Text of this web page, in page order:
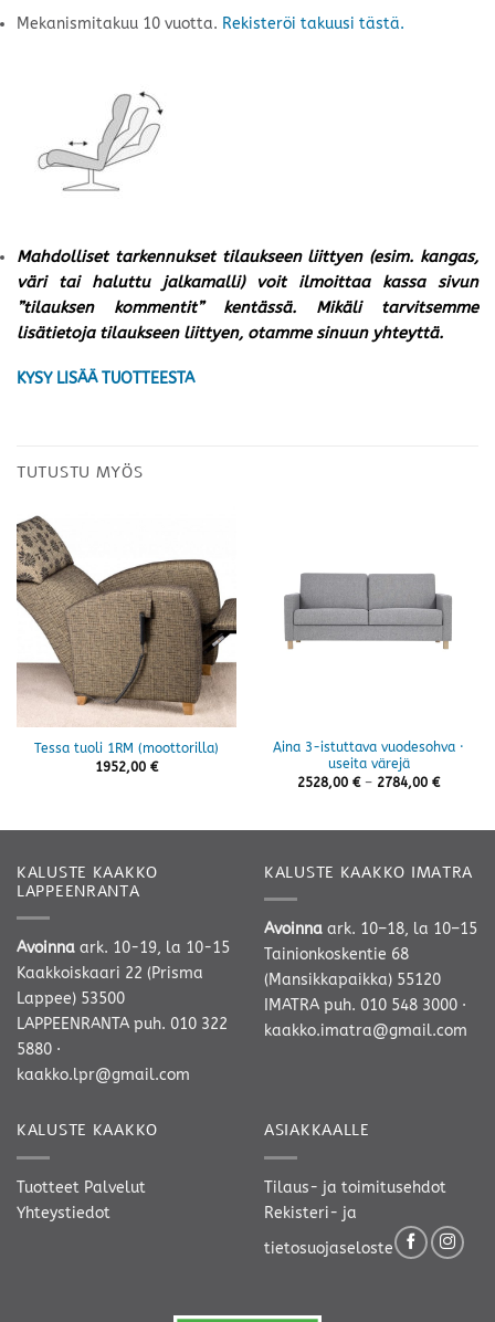
Mekanismitakuu 10 vuotta. Rekisteröi takuusi tästä.
Mahdolliset tarkennukset tilaukseen liittyen (esim. kangas,
väri tai haluttu jalkamalli) voit ilmoittaa kassa sivun
”tilauksen kommentit” kentässä. Mikäli tarvitsemme
lisätietoja tilaukseen liittyen, otamme sinuun yhteyttä.
KYSY LISÄÄ TUOTTEESTA
TUTUSTU MYÖS
Tessa tuoli 1RM (moottorilla)
1952,00 €
Aina 3-istuttava vuodesohva ·
useita värejä
2528,00 € – 2784,00 €
KALUSTE KAAKKO
LAPPEENRANTA
Avoinna ark. 10-19, la 10-15
Kaakkoiskaari 22 (Prisma
Lappee) 53500
LAPPEENRANTA puh. 010 322
5880 ·
kaakko.lpr@gmail.com
KALUSTE KAAKKO IMATRA
Avoinna ark. 10–18, la 10–15
Tainionkoskentie 68
(Mansikkapaikka) 55120
IMATRA puh. 010 548 3000 ·
kaakko.imatra@gmail.com
KALUSTE KAAKKO
Tuotteet Palvelut
Yhteystiedot
ASIAKKAALLE
Tilaus- ja toimitusehdot
Rekisteri- ja
tietosuojaseloste